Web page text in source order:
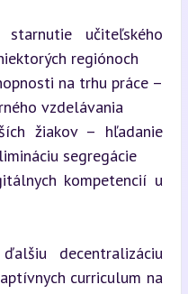
učiteľského
regiónoch
na trhu práce –
vzdelávania
žiakov – hľadanie
segregácie
kompetencií u
decentralizáciu
curriculum na